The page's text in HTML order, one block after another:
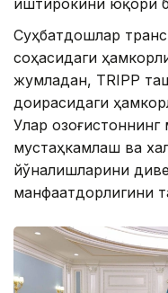
иштирокини юқори
Суҳбатдошлар
соҳасидаги
жумладан, TRIPP
доирасидаги
Улар
мустаҳкамлаш ва
йўналишларини
манфаатдорлигини